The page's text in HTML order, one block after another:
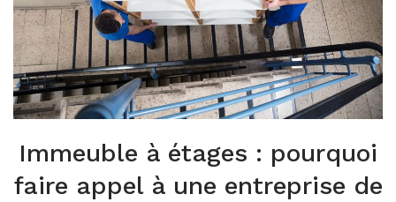
Immeuble à étages : pourquoi
faire appel à une entreprise de